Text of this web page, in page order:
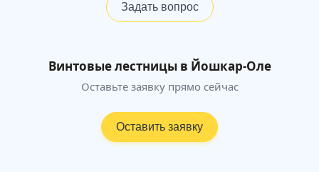
Задать вопрос
Винтовые лестницы в Йошкар-Оле
Оставьте заявку прямо сейчас
Оставить заявку